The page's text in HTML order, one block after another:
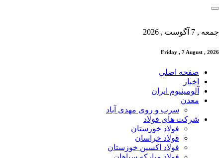
جمعه , 7 آگوست , 2026
Friday , 7 August , 2026
صفحه اصلی
اخبار
آلومینیوم ایران
معدن
سرب و روی مهدی آباد
شرکت های فولاد
فولاد خوزستان
فولاد خراسان
فولاد اکسین خوزستان